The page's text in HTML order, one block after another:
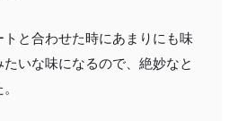
と合わせた時にあまりにも味
いな味になるので、絶妙なと